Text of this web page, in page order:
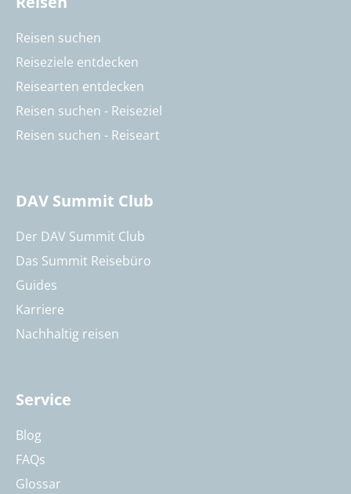
Reisen suchen
Reiseziele entdecken
Reisearten entdecken
Reisen suchen - Reiseziel
Reisen suchen - Reiseart
DAV Summit Club
Der DAV Summit Club
Das Summit Reisebüro
Guides
Karriere
Nachhaltig reisen
Service
Blog
FAQs
Glossar